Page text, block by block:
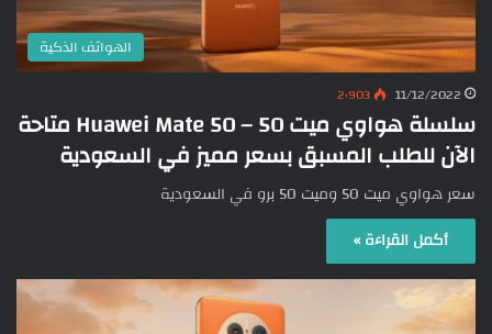
الهواتف الذكية
11/12/2022 2٬903
سلسلة هواوي ميت 50 – Huawei Mate 50 متاحة
الآن للطلب المسبق بسعر مميز في السعودية
سعر هواوي ميت 50 وميت 50 برو في السعودية
أكمل القراءة »